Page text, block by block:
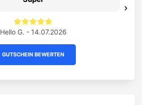
Hello G. - 14.07.2026
GUTSCHEIN BEWERTEN